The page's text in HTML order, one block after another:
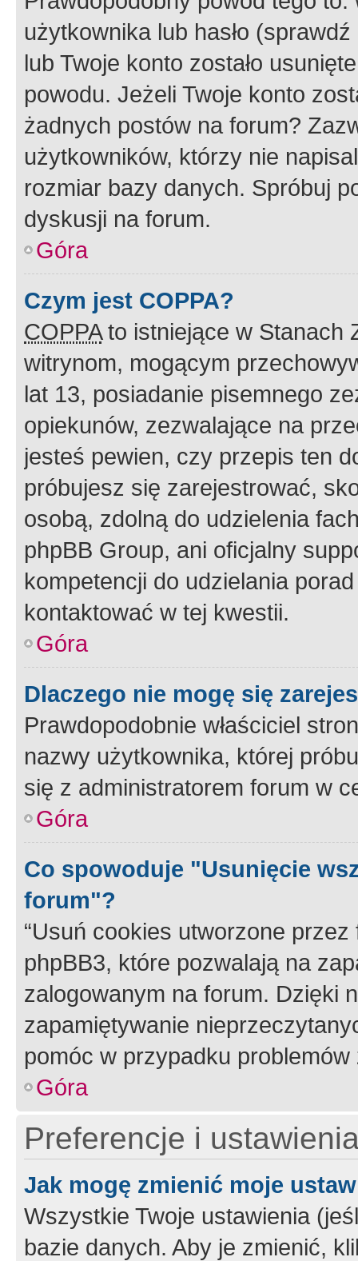
użytkownika lub hasło
lub Twoje konto zostało
powodu. Jeżeli Twoje konto
żadnych postów na forum?
użytkowników, którzy nie
rozmiar bazy danych. Spróbuj
dyskusji na forum.
Góra
Czym jest COPPA?
COPPAto istniejące w Stanach
witrynom, mogącym
lat 13, posiadanie pisemnego
opiekunów, zezwalające na
jesteś pewien, czy przepis ten
próbujesz się zarejestrować,
osobą, zdolną do udzielenia
phpBB Group, ani oficjalny
kompetencji do udzielania
kontaktować w tej kwestii.
Góra
Dlaczego nie mogę się
Prawdopodobnie właściciel
nazwy użytkownika, której
się z administratorem forum w
Góra
Co spowoduje "Usunięcie
forum"?
“Usuń cookies utworzone
phpBB3, które pozwalają na
zalogowanym na forum. Dzięki
zapamiętywanie
pomóc w przypadku
Góra
Preferencje i
Jak mogę zmienić moje
Wszystkie Twoje ustawienia
bazie danych. Aby je zmienić,